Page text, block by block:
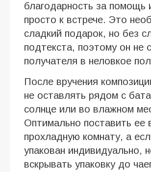
благодарность за помощь
просто к встрече. Это
сладкий подарок, но без
подтекста, поэтому он не
получателя в неловкое
После вручения
не оставлять рядом с
солнце или во влажном
Оптимально поставить ее
прохладную комнату, а
упакован индивидуально,
вскрывать упаковку до